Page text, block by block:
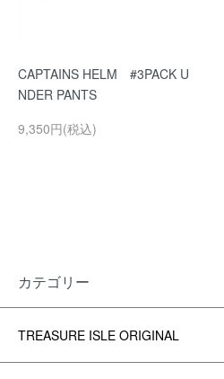
CAPTAINS HELM #3PACK U
NDER PANTS
9,350円(税込)
カテゴリー
TREASURE ISLE ORIGINAL